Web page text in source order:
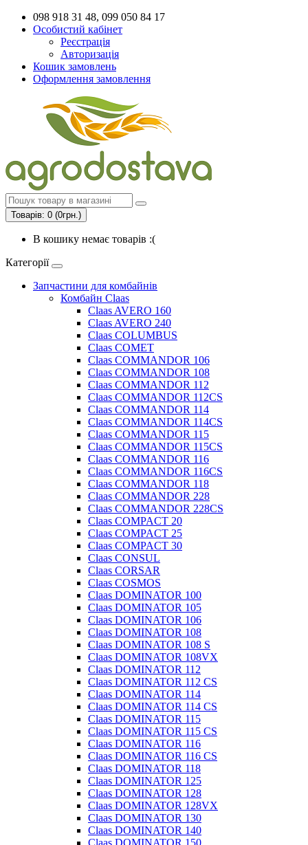
098 918 31 48, 099 050 84 17
Особистий кабінет
Реєстрація
Авторизація
Кошик замовлень
Оформлення замовлення
Товарів: 0 (0грн.)
В кошику немає товарів :(
Категорії
Запчастини для комбайнів
Комбайн Claas
Claas AVERO 160
Claas AVERO 240
Claas COLUMBUS
Claas COMET
Claas COMMANDOR 106
Claas COMMANDOR 108
Claas COMMANDOR 112
Claas COMMANDOR 112CS
Claas COMMANDOR 114
Claas COMMANDOR 114CS
Claas COMMANDOR 115
Claas COMMANDOR 115CS
Claas COMMANDOR 116
Claas COMMANDOR 116CS
Claas COMMANDOR 118
Claas COMMANDOR 228
Claas COMMANDOR 228CS
Claas COMPACT 20
Claas COMPACT 25
Claas COMPACT 30
Claas CONSUL
Claas CORSAR
Claas COSMOS
Claas DOMINATOR 100
Claas DOMINATOR 105
Claas DOMINATOR 106
Claas DOMINATOR 108
Claas DOMINATOR 108 S
Claas DOMINATOR 108VX
Claas DOMINATOR 112
Claas DOMINATOR 112 CS
Claas DOMINATOR 114
Claas DOMINATOR 114 CS
Claas DOMINATOR 115
Claas DOMINATOR 115 CS
Claas DOMINATOR 116
Claas DOMINATOR 116 CS
Claas DOMINATOR 118
Claas DOMINATOR 125
Claas DOMINATOR 128
Claas DOMINATOR 128VX
Claas DOMINATOR 130
Claas DOMINATOR 140
Claas DOMINATOR 150